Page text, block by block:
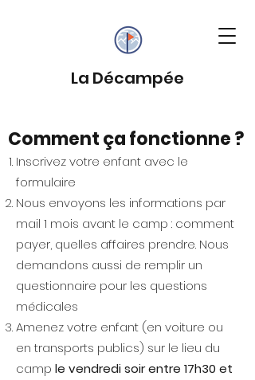
La Décampée
Comment ça fonctionne ?
Inscrivez votre enfant avec le
formulaire
Nous envoyons les informations par
mail 1 mois avant le camp : comment
payer, quelles affaires prendre. Nous
demandons aussi de remplir un
questionnaire pour les questions
médicales
Amenez votre enfant (en voiture ou
en transports publics) sur le lieu du
camp le vendredi soir entre 17h30 et